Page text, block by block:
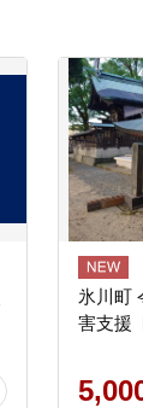
氷川町
害支援